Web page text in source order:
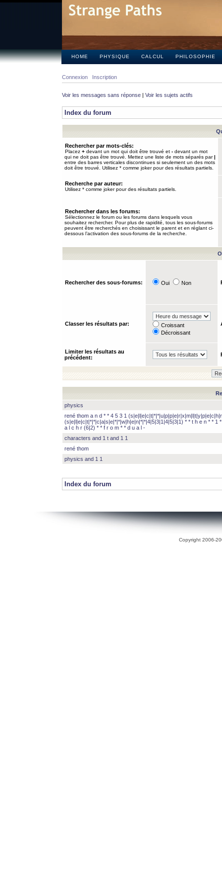
HOME PHYSIQUE CALCUL PHILOSOPHIE
Connexion Inscription
Voir les messages sans réponse | Voir les sujets actifs
Index du forum
Rechercher par mots-clés:
Placez + devant un mot qui doit être trouvé et - devant un mot
qui ne doit pas être trouvé. Mettez une liste de mots séparés par|
entre des barres verticales discontinues si seulement un des mots
doit être trouvé. Utilisez * comme joker pour des résultats partiels.
Recherche par auteur:
Utilisez * comme joker pour des résultats partiels.
Rechercher dans les forums:
Sélectionnez le forum ou les forums dans lesquels vous
souhaitez rechercher. Pour plus de rapidité, tous les sous-forums
peuvent être recherchés en choisissant le parent et en réglant ci-
dessous l’activation des sous-forums de la recherche.
Rechercher des sous-forums: Oui Non
Classer les résultats par:
Croissant
Décroissant
Limiter les résultats au
précédent:
physics
rené thom a n d * * 4 5 3 1
(s|e|l|e|c|t|*|*|c|a|s|e|*|*|w|h|e|n|*|*|4|5|3|1|4|5|3|1) * * t h e n * * 1
a l c h r (6|2) * * f r o m * * d u a l -
characters and 1 t and 1 1
rené thom
physics and 1 1
Index du forum
Copyright 2006-